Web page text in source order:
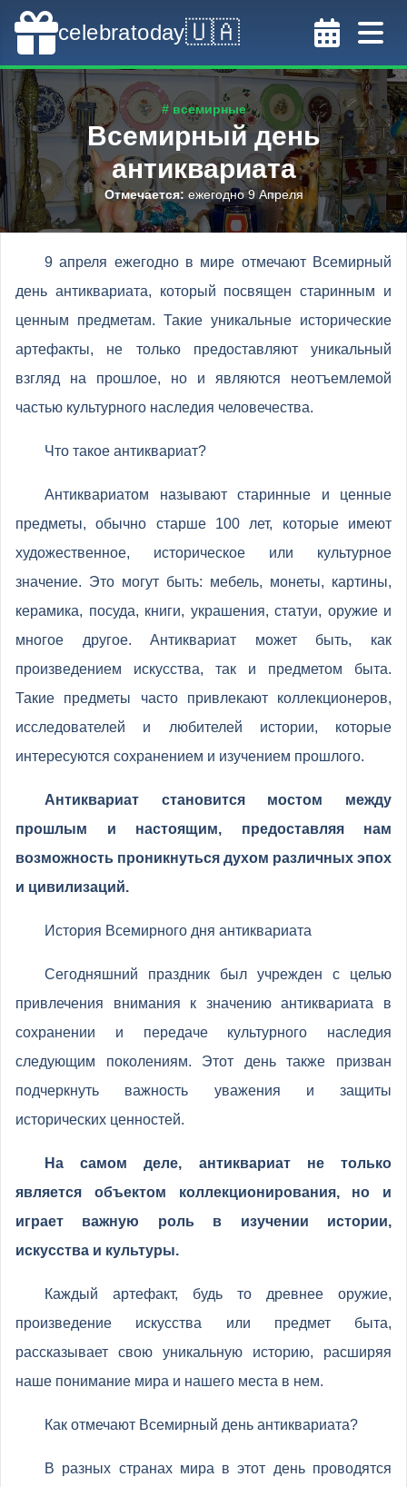
celebratoday🇺🇦
# всемирные
Всемирный день
антиквариата
Отмечается: ежегодно 9 Апреля
9 апреля ежегодно в мире отмечают Всемирный
день антиквариата, который посвящен старинным и
ценным предметам. Такие уникальные исторические
артефакты, не только предоставляют уникальный
взгляд на прошлое, но и являются неотъемлемой
частью культурного наследия человечества.
Что такое антиквариат?
Антиквариатом называют старинные и ценные
предметы, обычно старше 100 лет, которые имеют
художественное, историческое или культурное
значение. Это могут быть: мебель, монеты, картины,
керамика, посуда, книги, украшения, статуи, оружие и
многое другое. Антиквариат может быть, как
произведением искусства, так и предметом быта.
Такие предметы часто привлекают коллекционеров,
исследователей и любителей истории, которые
интересуются сохранением и изучением прошлого.
Антиквариат становится мостом между
прошлым и настоящим, предоставляя нам
возможность проникнуться духом различных эпох
и цивилизаций.
История Всемирного дня антиквариата
Сегодняшний праздник был учрежден с целью
привлечения внимания к значению антиквариата в
сохранении и передаче культурного наследия
следующим поколениям. Этот день также призван
подчеркнуть важность уважения и защиты
исторических ценностей.
На самом деле, антиквариат не только
является объектом коллекционирования, но и
играет важную роль в изучении истории,
искусства и культуры.
Каждый артефакт, будь то древнее оружие,
произведение искусства или предмет быта,
рассказывает свою уникальную историю, расширяя
наше понимание мира и нашего места в нем.
Как отмечают Всемирный день антиквариата?
В разных странах мира в этот день проводятся